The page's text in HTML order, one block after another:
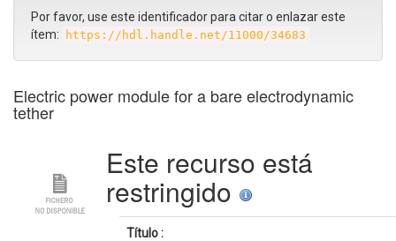
Por favor, use este identificador para citar o enlazar este
ítem:
https://hdl.handle.net/11000/34683
Electric power module for a bare electrodynamic
tether
Este recurso está
restringido
Título :